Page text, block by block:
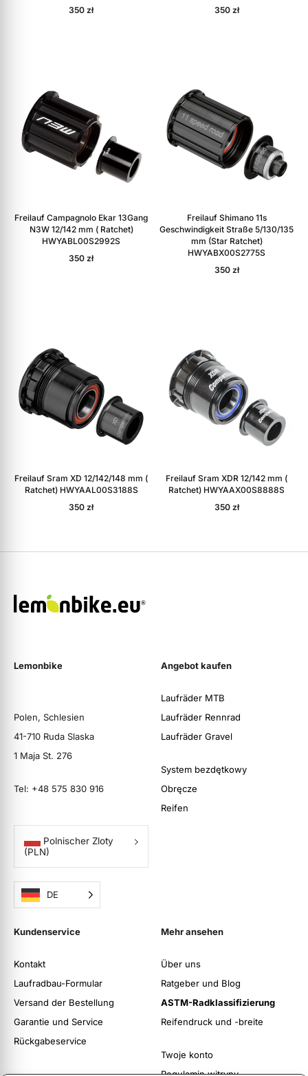
350zł
350 zł
Freilauf Campagnolo Ekar 13Gang
N3W 12/142 mm ( Ratchet)
HWYABL00S2992S
350zł
Freilauf Shimano 11s
Geschwindigkeit Straße 5/130/135
mm (Star Ratchet)
HWYABX00S2775S
350 zł
Freilauf Sram XD 12/142/148 mm (
Ratchet) HWYAAL00S3188S
350zł
Freilauf Sram XDR 12/142 mm (
Ratchet) HWYAAX00S8888S
350 zł
Lemonbike
Polen, Schlesien
41-710 Ruda Slaska
1 Maja St. 276
Tel: +48 575 830 916
Polnischer Zloty
(PLN)
DE
Angebot kaufen
Laufräder MTB
Laufräder Rennrad
Laufräder Gravel
System bezdętkowy
Obręcze
Reifen
Kundenservice
Kontakt
Laufradbau-Formular
Versand der Bestellung
Garantie und Service
Rückgabeservice
Mehr ansehen
Über uns
Ratgeber und Blog
ASTM-Radklassifizierung
Reifendruck und -breite
Twoje konto
Regulamin witryny